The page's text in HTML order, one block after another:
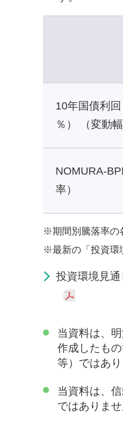
10年国債利回
％） （変動幅
NOMURA-
率）
※期間別騰落率の
※最新の「投資環
投資環境見通
当資料は、
作成したも
等）ではあ
当資料は、
ではありませ